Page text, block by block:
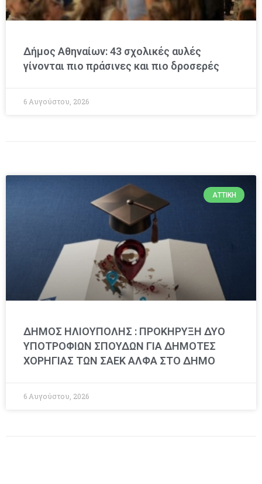
Δήμος Αθηναίων: 43 σχολικές αυλές
γίνονται πιο πράσινες και πιο δροσερές
6 Αυγούστου, 2026
ΑΤΤΙΚΉ
ΔΗΜΟΣ ΗΛΙΟΥΠΟΛΗΣ : ΠΡΟΚΗΡΥΞΗ ΔΥΟ
ΥΠΟΤΡΟΦΙΩΝ ΣΠΟΥΔΩΝ ΓΙΑ ΔΗΜΟΤΕΣ
ΧΟΡΗΓΙΑΣ ΤΩΝ ΣΑΕΚ ΑΛΦΑ ΣΤΟ ΔΗΜΟ
6 Αυγούστου, 2026